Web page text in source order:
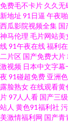
免费毛不卡片 久久无
新地址 91日逼 午夜
西瓜影院视频全集 国
神马伦理 毛片网站美
线91午夜在线福利
二片区 国产免费大片
激视频 日本中文字幕
夜 91碰超免费 亚洲
露脸熟女在线观看黄
片97人人看 国产三
站人 黄色91福利社
美激情福利网 国产青